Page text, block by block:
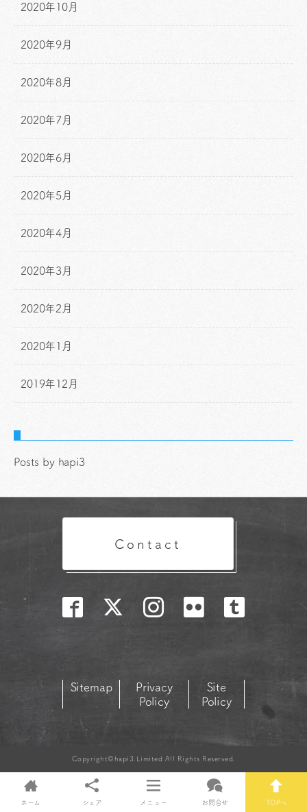
2020年10月
2020年9月
2020年8月
2020年7月
2020年6月
2020年5月
2020年4月
2020年3月
2020年2月
2020年1月
2019年12月
Posts by hapi3
Contact
Sitemap
Privacy
Policy
Site
Policy
Copyright©hapi3.Limited All Rights Reserved.
ホーム シェア メニュー お問合せ TOPへ